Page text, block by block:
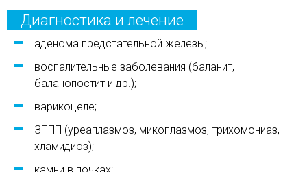
Диагностика и лечение
аденома предстательной железы;
воспалительные заболевания (баланит,
баланопостит и др.);
варикоцеле;
ЗППП (уреаплазмоз, микоплазмоз, трихомониаз,
хламидиоз);